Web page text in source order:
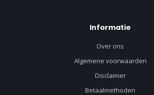
Informatie
Over ons
Algemene voorwaarden
Disclaimer
Betaalmethoden